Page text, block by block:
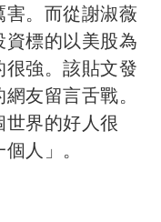
。而從謝淑薇
標的以美股為
強。該貼文發
友留言舌戰。
界的好人很
人」。